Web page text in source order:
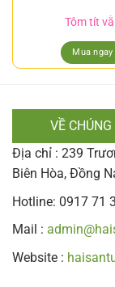
Tôm tít
Mua ngay
VỀ
Địa chỉ : 239
Biên Hòa, Đồng
Hotline: 0917 71
Mail :
Website :